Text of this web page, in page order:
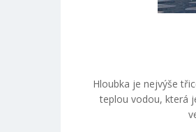
Hloubka je nejvýše
teplou vodou, která